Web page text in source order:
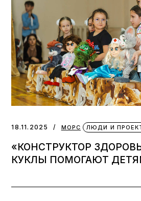
18.11.2025 МОРС ЛЮДИ И
«КОНСТРУКТОР
КУКЛЫ ПОМОГАЮТ